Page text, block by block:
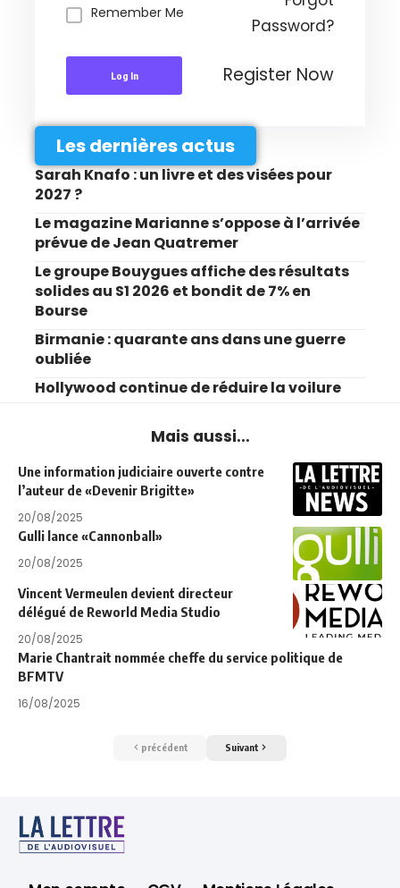
Remember Me
Password?
Log In Register Now
Les dernières actus
Sarah Knafo : un livre et des visées pour
2027 ?
Le magazine Marianne s’oppose à l’arrivée
prévue de Jean Quatremer
Le groupe Bouygues affiche des résultats
solides au S1 2026 et bondit de 7% en
Bourse
Birmanie : quarante ans dans une guerre
oubliée
Hollywood continue de réduire la voilure
Mais aussi...
Une information judiciaire ouverte contre
l’auteur de «Devenir Brigitte»
20/08/2025
Gulli lance «Cannonball»
20/08/2025
Vincent Vermeulen devient directeur
délégué de Reworld Media Studio
20/08/2025
Marie Chantrait nommée cheffe du service politique de
BFMTV
16/08/2025
précédent Suivant